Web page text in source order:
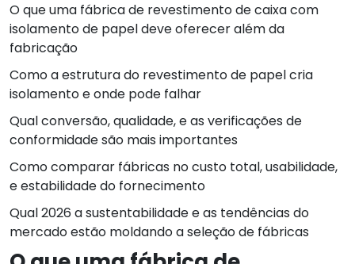
O que uma fábrica de revestimento de caixa com
isolamento de papel deve oferecer além da
fabricação
Como a estrutura do revestimento de papel cria
isolamento e onde pode falhar
Qual conversão, qualidade, e as verificações de
conformidade são mais importantes
Como comparar fábricas no custo total, usabilidade,
e estabilidade do fornecimento
Qual 2026 a sustentabilidade e as tendências do
mercado estão moldando a seleção de fábricas